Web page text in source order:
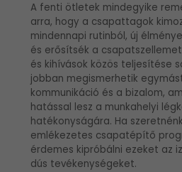
A fenti ötletek mindegyike
arra, hogy a csapattagok
mindennapi rutinból, új
és erősítsék a
és kihívások közös teljesítése
jobban megismerhetik
kommunikáció és a bizalom,
hatással lesz a munkahelyi
hatékonyságára. Ha
emlékezetes csapatépítő
érdemes kipróbálni ezeket az
dús tevékenységeket.